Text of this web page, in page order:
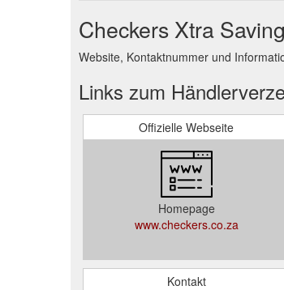
Checkers Xtra
Website, Kontaktnummer und
Links zum
Offizielle Webseite
Homepage
www.checkers.co.za
Kontakt